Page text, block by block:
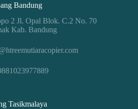
Bandung
2 Jl. Opal Blok. C.2 No. 70
Kab. Bandung
Tasikmalaya